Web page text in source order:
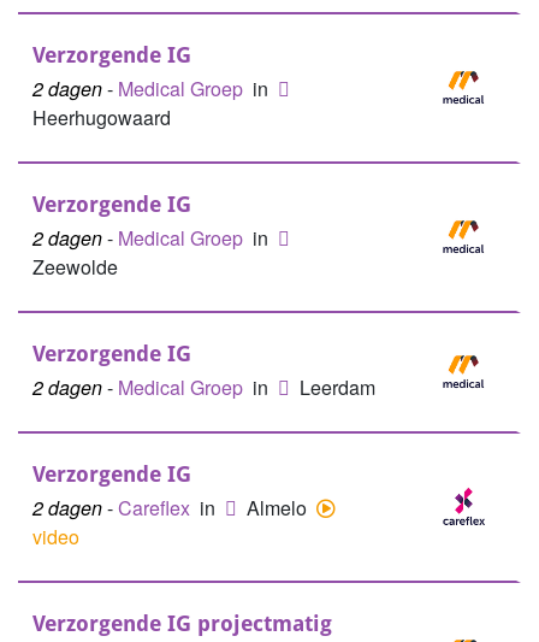
Verzorgende IG
2 dagen- Medical Groep in
Heerhugowaard
Verzorgende IG
2 dagen- Medical Groep in
Zeewolde
Verzorgende IG
2 dagen- Medical Groep in Leerdam
Verzorgende IG
2 dagen-Careflex in
Almelo
video
Verzorgende IG projectmatig